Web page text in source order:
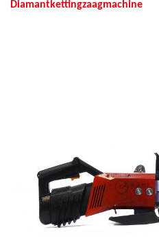
Diamantkettingzaagmachine